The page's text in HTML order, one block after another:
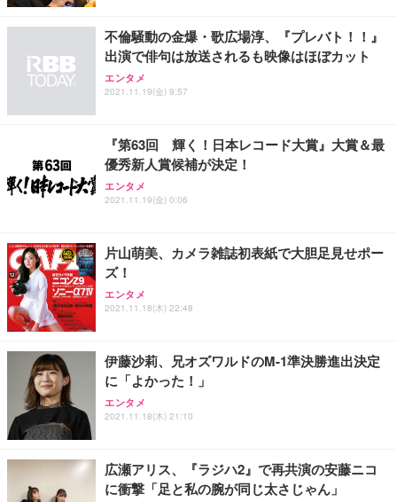
不倫騒動の金爆・歌広場淳、『プレバト！！』
出演で俳句は放送されるも映像はほぼカット
エンタメ
2021.11.19(金) 9:57
『第63回 輝く！日本レコード大賞』大賞＆最
優秀新人賞候補が決定！
エンタメ
2021.11.19(金) 0:06
片山萌美、カメラ雑誌初表紙で大胆足見せポー
ズ！
エンタメ
2021.11.18(木) 22:48
伊藤沙莉、兄オズワルドのM-1準決勝進出決定
に「よかった！」
エンタメ
2021.11.18(木) 21:10
広瀬アリス、『ラジハ2』で再共演の安藤ニコ
に衝撃「足と私の腕が同じ太さじゃん」